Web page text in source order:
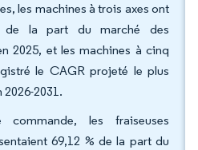
les machines à trois axes ont
de la part du marché des
2025, et les machines à cinq
le CAGR projeté le plus
2026-2031.
les fraiseuses
69,12 % de la part du